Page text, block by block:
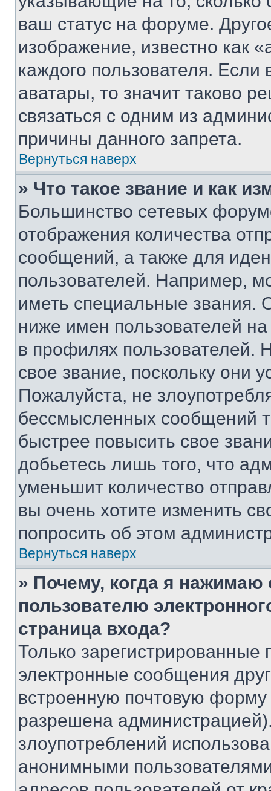
ваш статус на форуме.
изображение, известно как
каждого пользователя.
аватары, то значит таково
связаться с одним из
причины данного запрета.
Вернуться наверх
» Что такое звание и как
Большинство сетевых
отображения количества
сообщений, а также для
пользователей. Например,
иметь специальные звания.
ниже имен пользователей
в профилях
свое звание, поскольку они
Пожалуйста, не
бессмысленных сообщений
быстрее повысить свое
добьетесь лишь того, что
уменьшит количество
вы очень хотите изменить
попросить об этом
Вернуться наверх
» Почему, когда я нажимаю
пользователю
страница входа?
Только зарегистрированные
электронные сообщения
встроенную почтовую
разрешена
злоупотреблений
анонимными